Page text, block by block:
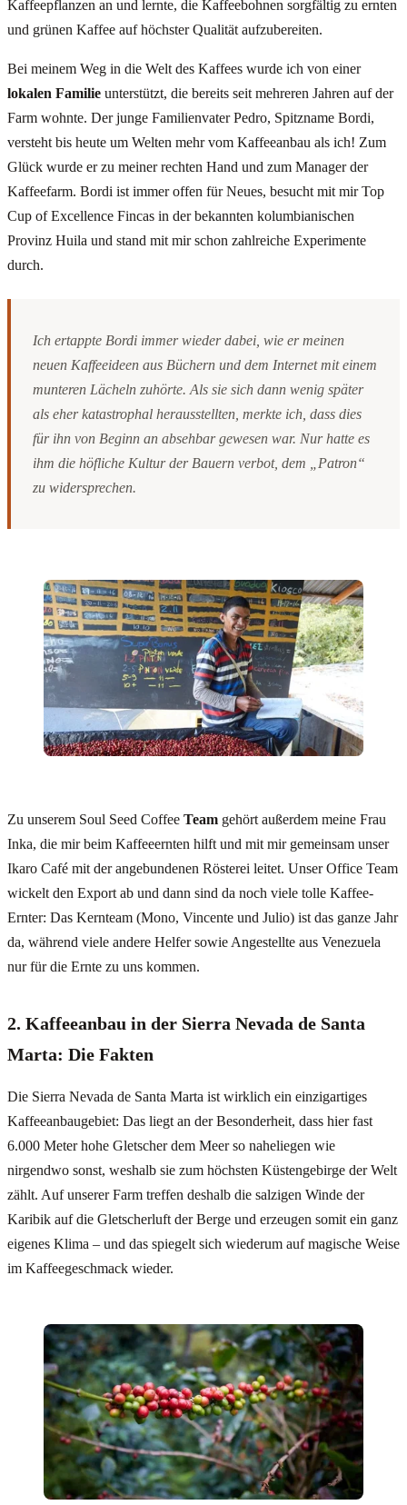
Kaffeepflanzen an und lernte, die Kaffeebohnen sorgfältig zu ernten
und grünen Kaffee auf höchster Qualität aufzubereiten.
Bei meinem Weg in die Welt des Kaffees wurde ich von einer
lokalen Familie unterstützt, die bereits seit mehreren Jahren auf der
Farm wohnte. Der junge Familienvater Pedro, Spitzname Bordi,
versteht bis heute um Welten mehr vom Kaffeeanbau als ich! Zum
Glück wurde er zu meiner rechten Hand und zum Manager der
Kaffeefarm. Bordi ist immer offen für Neues, besucht mit mir Top
Cup of Excellence Fincas in der bekannten kolumbianischen
Provinz Huila und stand mit mir schon zahlreiche Experimente
durch.
Ich ertappte Bordi immer wieder dabei, wie er meinen
neuen Kaffeeideen aus Büchern und dem Internet mit einem
munteren Lächeln zuhörte. Als sie sich dann wenig später
als eher katastrophal herausstellten, merkte ich, dass dies
für ihn von Beginn an absehbar gewesen war. Nur hatte es
ihm die höfliche Kultur der Bauern verbot, dem „Patron“
zu widersprechen.
Zu unserem Soul Seed Coffee Team gehört außerdem meine Frau
Inka, die mir beim Kaffeeernten hilft und mit mir gemeinsam unser
Ikaro Café mit der angebundenen Rösterei leitet. Unser Office Team
wickelt den Export ab und dann sind da noch viele tolle Kaffee-
Ernter: Das Kernteam (Mono, Vincente und Julio) ist das ganze Jahr
da, während viele andere Helfer sowie Angestellte aus Venezuela
nur für die Ernte zu uns kommen.
2. Kaffeeanbau in der Sierra Nevada de Santa
Marta: Die Fakten
Die Sierra Nevada de Santa Marta ist wirklich ein einzigartiges
Kaffeeanbaugebiet: Das liegt an der Besonderheit, dass hier fast
6.000 Meter hohe Gletscher dem Meer so naheliegen wie
nirgendwo sonst, weshalb sie zum höchsten Küstengebirge der Welt
zählt. Auf unserer Farm treffen deshalb die salzigen Winde der
Karibik auf die Gletscherluft der Berge und erzeugen somit ein ganz
eigenes Klima – und das spiegelt sich wiederum auf magische Weise
im Kaffeegeschmack wieder.